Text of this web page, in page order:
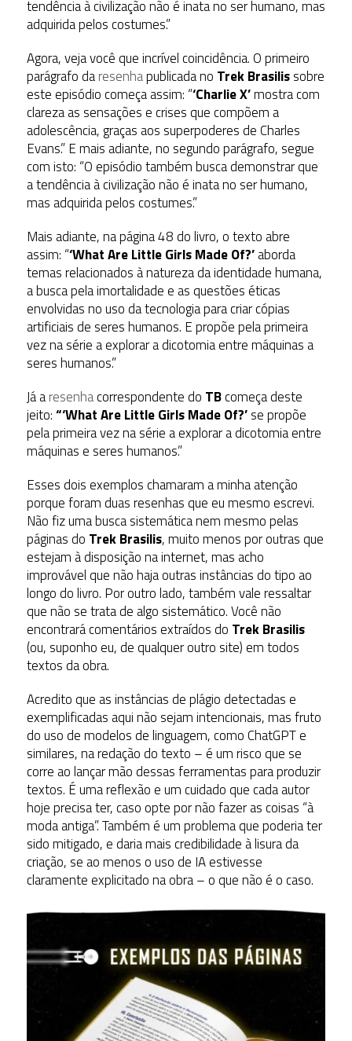
tendência à civilização não é inata no ser humano, mas
adquirida pelos costumes.”
Agora, veja você que incrível coincidência. O primeiro
parágrafo daresenhapublicada no Trek Brasilissobre
este episódio começa assim: “‘Charlie X’mostra com
clareza as sensações e crises que compõem a
adolescência, graças aos superpoderes de Charles
Evans.” E mais adiante, no segundo parágrafo, segue
com isto: “O episódio também busca demonstrar que
a tendência à civilização não é inata no ser humano,
mas adquirida pelos costumes.”
Mais adiante, na página 48 do livro, o texto abre
assim: “‘What Are Little Girls Made Of?’aborda
temas relacionados à natureza da identidade humana,
a busca pela imortalidade e as questões éticas
envolvidas no uso da tecnologia para criar cópias
artificiais de seres humanos. E propõe pela primeira
vez na série a explorar a dicotomia entre máquinas a
seres humanos.”
Já aresenhacorrespondente do TBcomeça deste
jeito:“‘What Are Little Girls Made Of?’se propõe
pela primeira vez na série a explorar a dicotomia entre
máquinas e seres humanos.”
Esses dois exemplos chamaram a minha atenção
porque foram duas resenhas que eu mesmo escrevi.
Não fiz uma busca sistemática nem mesmo pelas
páginas do Trek Brasilis, muito menos por outras que
estejam à disposição na internet, mas acho
improvável que não haja outras instâncias do tipo ao
longo do livro. Por outro lado, também vale ressaltar
que não se trata de algo sistemático. Você não
encontrará comentários extraídos do Trek Brasilis
(ou, suponho eu, de qualquer outro site) em todos
textos da obra.
Acredito que as instâncias de plágio detectadas e
exemplificadas aqui não sejam intencionais, mas fruto
do uso de modelos de linguagem, como ChatGPT e
similares, na redação do texto – é um risco que se
corre ao lançar mão dessas ferramentas para produzir
textos. É uma reflexão e um cuidado que cada autor
hoje precisa ter, caso opte por não fazer as coisas “à
moda antiga”. Também é um problema que poderia ter
sido mitigado, e daria mais credibilidade à lisura da
criação, se ao menos o uso de IA estivesse
claramente explicitado na obra – o que não é o caso.